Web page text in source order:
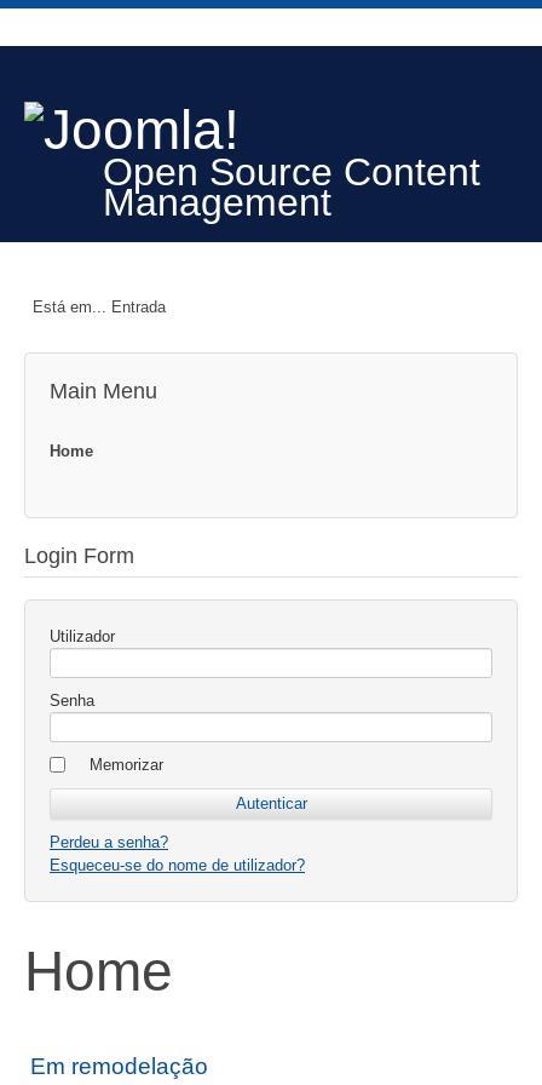
Open Source Content
Management
Está em... Entrada
Main Menu
Home
Login Form
Utilizador
Senha
Memorizar
Perdeu a senha?
Esqueceu-se do nome de utilizador?
Home
Em remodelação